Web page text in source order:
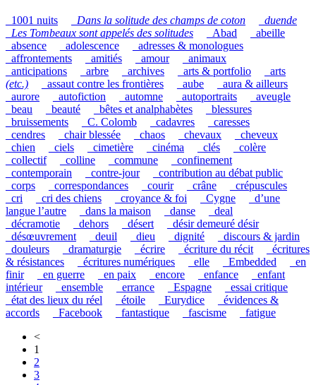
_1001 nuits Dans la solitude des champs de coton
duende
Les Tombeaux sont appelés des solitudes _Abad
_abeille
_absence
_adolescence
_adresses & monologues
_affrontements
_amitiés _amour
_animaux
_anticipations
_arbre _archives _arts & portfolio
_arts
(etc.)
_assaut contre les frontières _aube
_aura & ailleurs
_aurore
_autofiction _automne _autoportraits
_aveugle
_beau
_beauté _bêtes et analphabètes
_blessures
_bruissements
_C. Colomb _cadavres
_caresses
_cendres
_chair blessée _chaos _chevaux
_cheveux
_chien
_ciels _cimetière _cinéma _clés
_colère
_collectif
_colline _commune
_confinement
_contemporain
_contre-jour
_contribution au débat public
_corps
_correspondances _courir _crâne
_crépuscules
_cri
_cri des chiens _croyance & foi _Cygne
_d’une
langue l’autre
_dans la maison _danse
_deal
_décramotie
_dehors _désert
_désir demeuré désir
_désœuvrement
_deuil _dieu _dignité
_discours & jardin
_douleurs
_dramaturgie _écrire _écriture du récit
_écritures
& résistances
_écritures numériques _elle _Embedded
_en
finir
_en guerre _en paix _encore _enfance
_enfant
intérieur
_ensemble _errance _Espagne
_essai critique
_état des lieux du réel
_étoile _Eurydice
_évidences &
accords
_Facebook _fantastique _fascisme
_fatigue
<
1
2
3